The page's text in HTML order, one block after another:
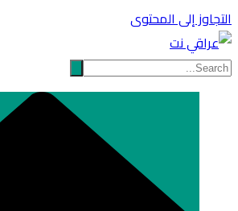
التجاوز إلى المحتوى